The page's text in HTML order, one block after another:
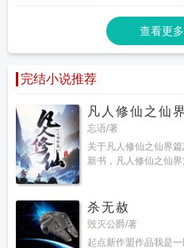
查看更多
完结小说推荐
凡人修仙之仙
忘语/著
关于凡人修仙之仙界
新书，凡人修仙之仙
杀无赦
毁灭公爵/著
起点新作盟作品我是